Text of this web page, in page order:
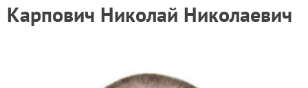
Карпович Николай Николаевич